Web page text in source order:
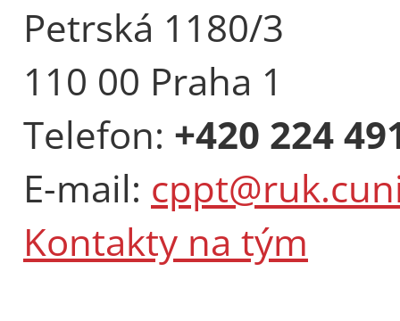
Petrská 1180/3
110 00 Praha 1
Telefon: +420 224
E-mail:
Kontakty na tým